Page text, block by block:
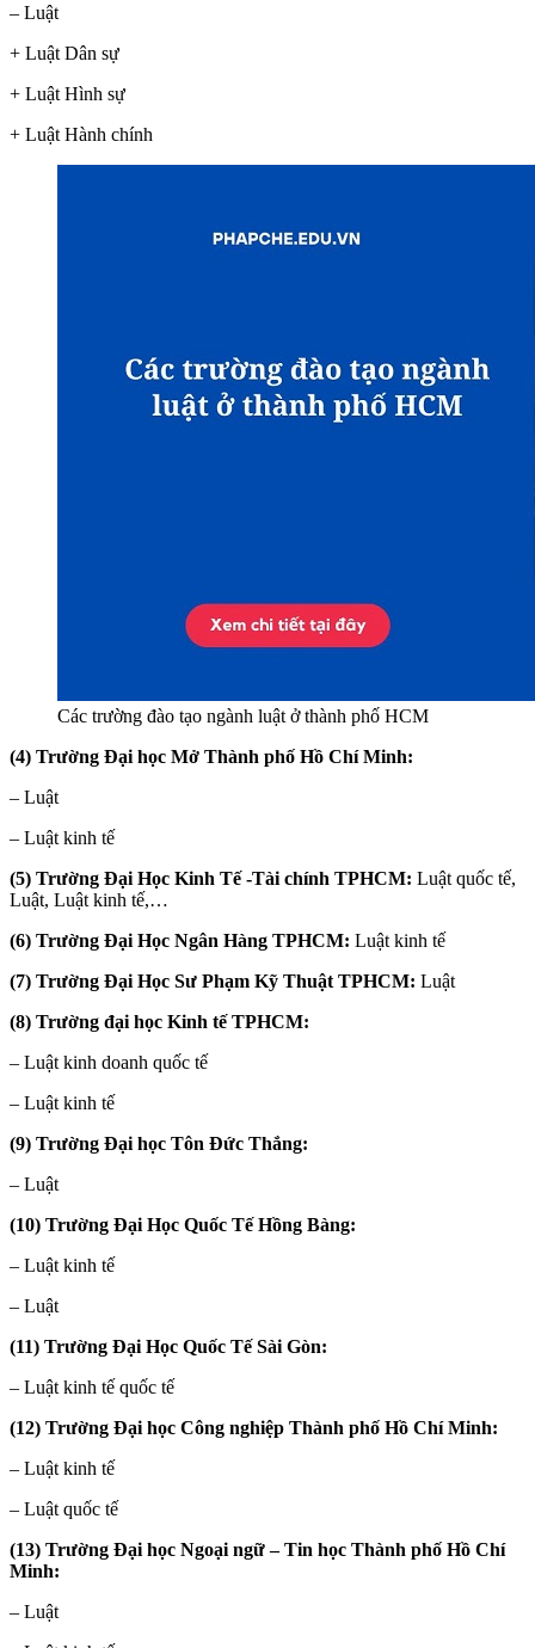
– Luật
+ Luật Dân sự
+ Luật Hình sự
+ Luật Hành chính
Các trường đào tạo ngành luật ở thành phố HCM
(4) Trường Đại học Mở Thành phố Hồ Chí Minh:
– Luật
– Luật kinh tế
(5) Trường Đại Học Kinh Tế -Tài chính TPHCM: Luật quốc tế,
Luật, Luật kinh tế,…
(6) Trường Đại Học Ngân Hàng TPHCM: Luật kinh tế
(7) Trường Đại Học Sư Phạm Kỹ Thuật TPHCM: Luật
(8) Trường đại học Kinh tế TPHCM:
– Luật kinh doanh quốc tế
– Luật kinh tế
(9) Trường Đại học Tôn Đức Thắng:
– Luật
(10) Trường Đại Học Quốc Tế Hồng Bàng:
– Luật kinh tế
– Luật
(11) Trường Đại Học Quốc Tế Sài Gòn:
– Luật kinh tế quốc tế
(12) Trường Đại học Công nghiệp Thành phố Hồ Chí Minh:
– Luật kinh tế
– Luật quốc tế
(13) Trường Đại học Ngoại ngữ – Tin học Thành phố Hồ Chí
Minh:
– Luật